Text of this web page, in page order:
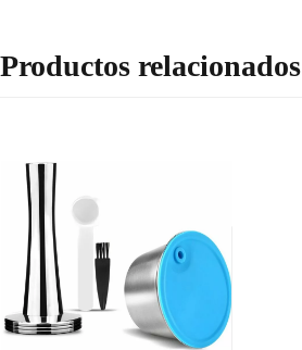
Productos relacionados